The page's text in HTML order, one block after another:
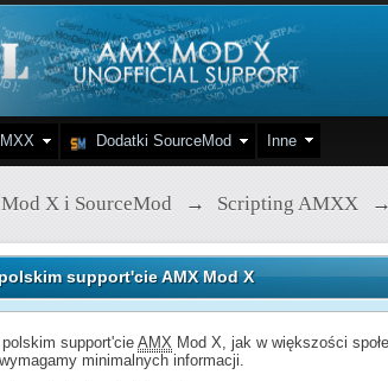
Dodatki SourceMod Inne
X i SourceMod → Scripting AMXX →
support'cie AMX Mod X
support'cieAMX Mod X, jak w większości
minimalnych informacji.